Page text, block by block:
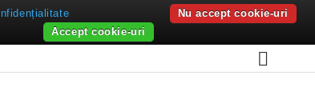
Nu accept cookie-uri
Accept cookie-uri